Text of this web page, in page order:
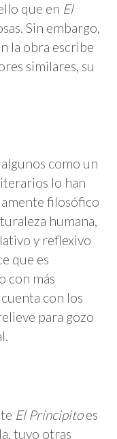
que en El
Sin embargo,
la obra escribe
similares, su
como un
lo han
filosófico
humana,
y reflexivo
que es
con más
con los
para gozo
El Principitoes
tuvo otras